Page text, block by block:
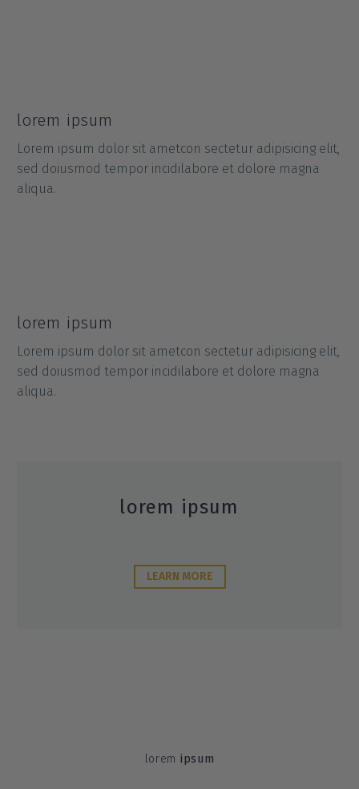
lorem ipsum
Lorem ipsum dolor sit ametcon sectetur adipisicing elit,
sed doiusmod tempor incidilabore et dolore magna
aliqua.
lorem ipsum
Lorem ipsum dolor sit ametcon sectetur adipisicing elit,
sed doiusmod tempor incidilabore et dolore magna
aliqua.
lorem ipsum
LEARN MORE
lorem ipsum